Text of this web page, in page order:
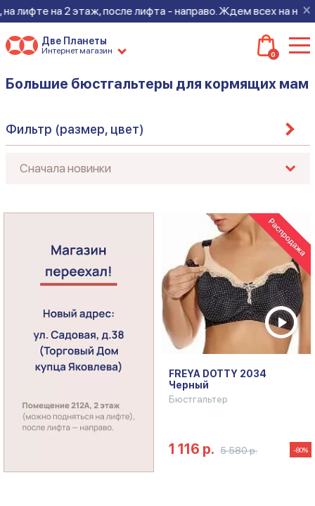
×
лифте на 2 этаж, после лифта - направо. Ждем всех на
Две Планеты
Интернет магазин 0
Большие бюстгальтеры для кормящих мам
Фильтр (размер, цвет)
FREYA DOTTY 2034
Черный
Бюстгальтер
1 116 р. 5 580 р. -80%